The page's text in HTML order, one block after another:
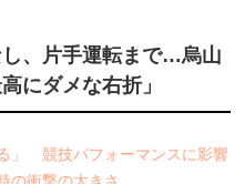
し、片手運転まで…烏山
にダメな右折」
」 競技パフォーマンスに影響